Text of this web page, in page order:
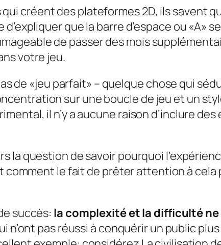
créent des plateformes 2D, ils savent
que la barre d’espace ou «A»
de passer des mois
votre jeu.
de «jeu parfait» – quelque chose qui
sur une boucle de jeu et un
il n’y a aucune raison d’inclure
la question de savoir pourquoi
comment le fait de prêter attention à
succès: la complexité et la difficulté
n’ont pas réussi à conquérir un public